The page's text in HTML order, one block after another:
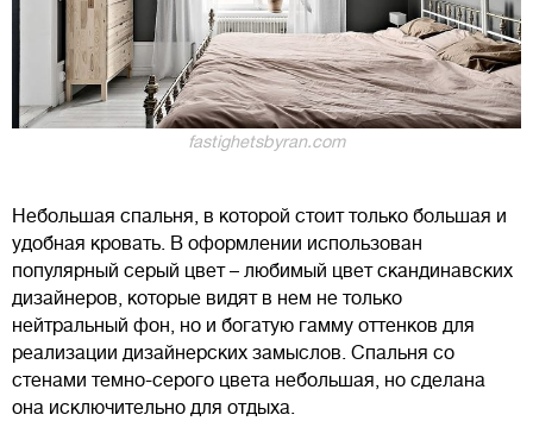
fastighetsbyran.com
Небольшая спальня, в которой стоит только большая и
удобная кровать. В оформлении использован
популярный серый цвет – любимый цвет скандинавских
дизайнеров, которые видят в нем не только
нейтральный фон, но и богатую гамму оттенков для
реализации дизайнерских замыслов. Спальня со
стенами темно-серого цвета небольшая, но сделана
она исключительно для отдыха.